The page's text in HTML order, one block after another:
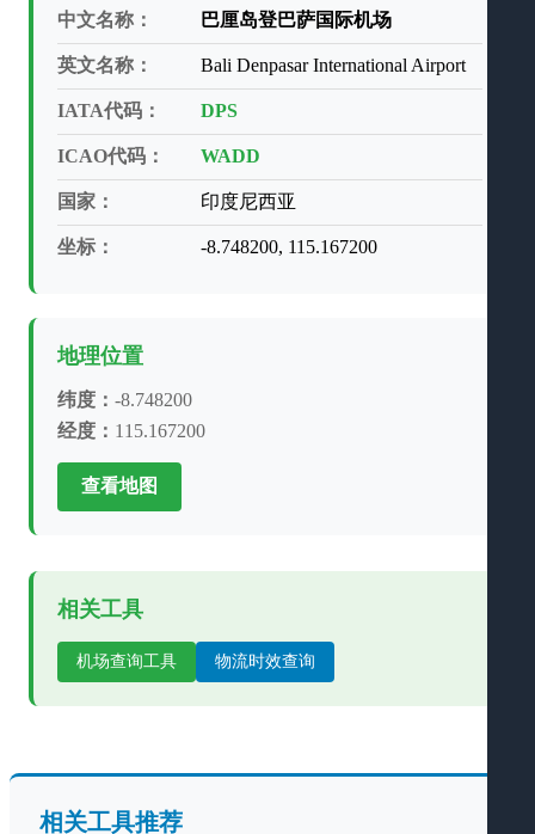
中文名称： 巴厘岛登巴萨国际机场
英文名称： Bali Denpasar International Airport
IATA代码： DPS
ICAO代码： WADD
国家： 印度尼西亚
坐标： -8.748200, 115.167200
地理位置
纬度： -8.748200
经度： 115.167200
查看地图
相关工具
机场查询工具 物流时效查询
相关工具推荐